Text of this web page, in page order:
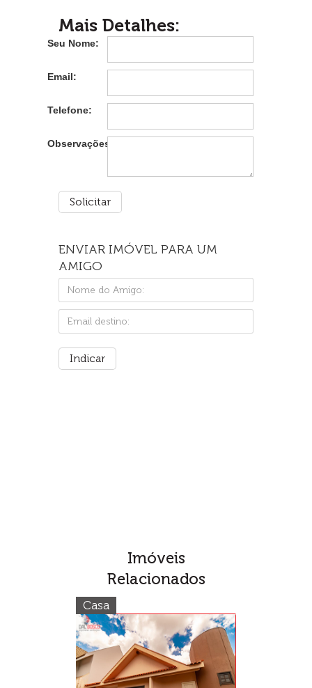
Mais Detalhes:
Seu Nome:
Email:
Telefone:
Observações:
ENVIAR IMÓVEL PARA UM
AMIGO
Imóveis
Relacionados
Casa